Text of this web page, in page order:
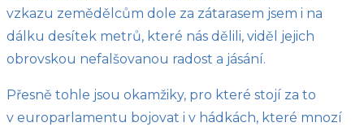
vzkazu zemědělcům dole za zátarasem jsem i na
dálku desítek metrů, které nás dělili, viděl jejich
obrovskou nefalšovanou radost a jásání.
Přesně tohle jsou okamžiky, pro které stojí za to
v europarlamentu bojovat i v hádkách, které mnozí